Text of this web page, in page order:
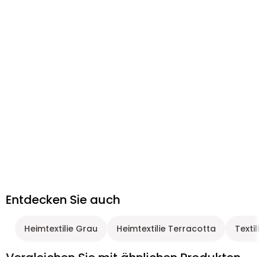
Entdecken Sie auch
Heimtextilie Grau Heimtextilie Terracotta Textilie